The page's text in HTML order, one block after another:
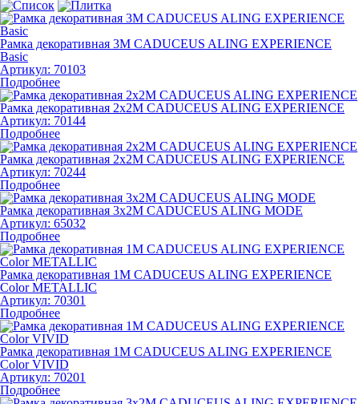
Рамка декоративная 3М CADUCEUS ALING EXPERIENCE
Basic
Артикул: 70103
Подробнее
Рамка декоративная 2х2М CADUCEUS ALING EXPERIENCE
Артикул: 70144
Подробнее
Рамка декоративная 2х2М CADUCEUS ALING EXPERIENCE
Артикул: 70244
Подробнее
Рамка декоративная 3х2М CADUCEUS ALING MODE
Артикул: 65032
Подробнее
Рамка декоративная 1М CADUCEUS ALING EXPERIENCE
Color METALLIC
Артикул: 70301
Подробнее
Рамка декоративная 1М CADUCEUS ALING EXPERIENCE
Color VIVID
Артикул: 70201
Подробнее